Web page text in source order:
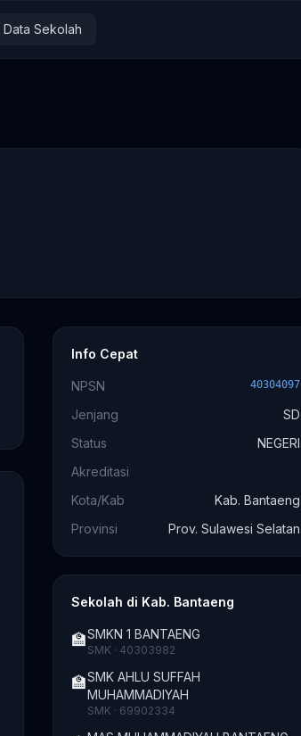
Data Sekolah
Info Cepat
NPSN 40304097
Jenjang
SD
Status
NEGERI
Akreditasi
Kota/Kab
Kab. Bantaeng
Provinsi
Prov. Sulawesi Selatan
Sekolah di Kab. Bantaeng
🏫SMKN 1 BANTAENG
SMK · 40303982
🏫SMK AHLU SUFFAH
MUHAMMADIYAH
SMK · 69902334